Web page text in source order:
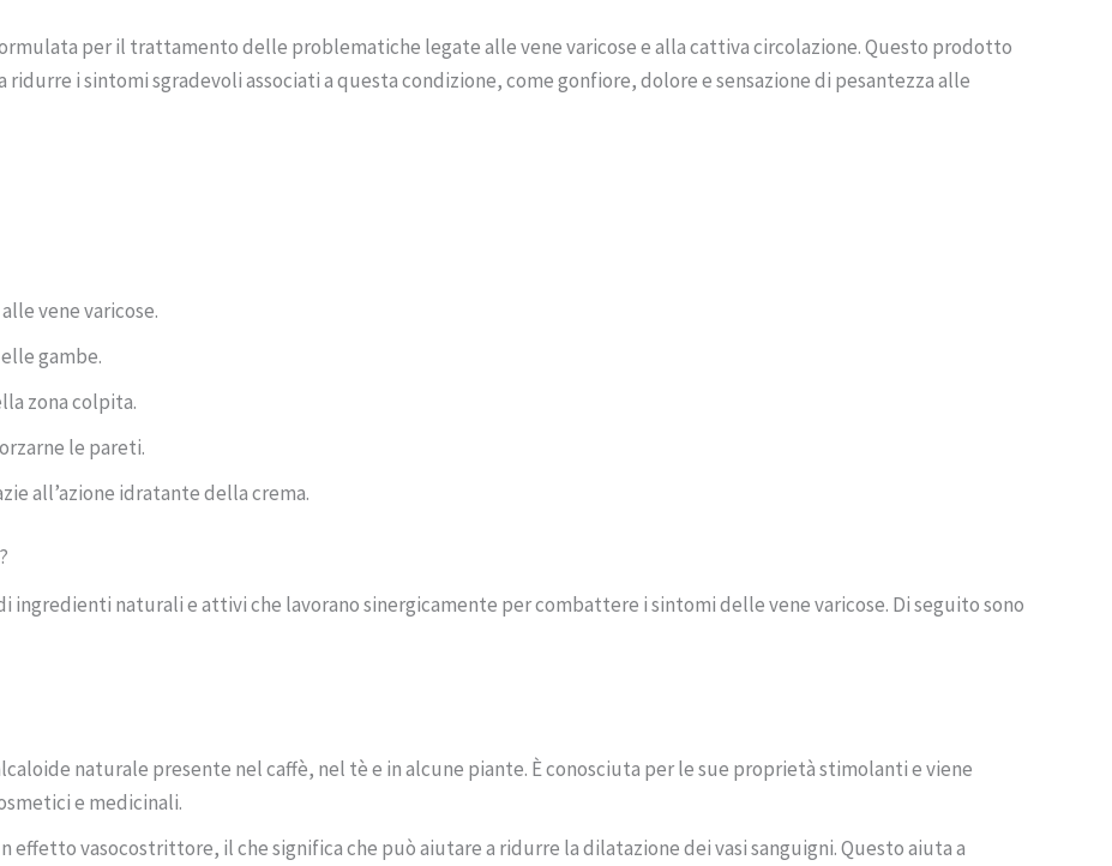
per il trattamento delle problematiche legate alle vene varicose e alla cattiva circolazione. Questo prodotto
i sintomi sgradevoli associati a questa condizione, come gonfiore, dolore e sensazione di pesantezza alle
vene varicose.
gambe.
zona colpita.
le pareti.
all’azione idratante della crema.
ingredienti naturali e attivi che lavorano sinergicamente per combattere i sintomi delle vene varicose. Di seguito sono
naturale presente nel caffè, nel tè e in alcune piante. È conosciuta per le sue proprietà stimolanti e viene
e medicinali.
effetto vasocostrittore, il che significa che può aiutare a ridurre la dilatazione dei vasi sanguigni. Questo aiuta a